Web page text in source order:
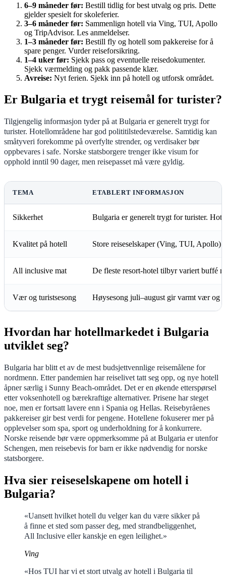
6–9 måneder før: Bestill tidlig for best utvalg og pris. Dette
gjelder spesielt for skoleferier.
3–6 måneder før: Sammenlign hotell via Ving, TUI, Apollo
og TripAdvisor. Les anmeldelser.
1–3 måneder før: Bestill fly og hotell som pakkereise for å
spare penger. Vurder reiseforsikring.
1–4 uker før: Sjekk pass og eventuelle reisedokumenter.
Sjekk værmelding og pakk passende klær.
Avreise: Nyt ferien. Sjekk inn på hotell og utforsk området.
Er Bulgaria et trygt reisemål for turister?
Tilgjengelig informasjon tyder på at Bulgaria er generelt trygt for
turister. Hotellområdene har god polititilstedeværelse. Samtidig kan
småtyveri forekomme på overfylte strender, og verdisaker bør
oppbevares i safe. Norske statsborgere trenger ikke visum for
opphold inntil 90 dager, men reisepasset må være gyldig.
TEMA ETABLERT INFORMASJON
Sikkerhet Bulgaria er generelt trygt for turister.
Kvalitet på hotell Store reiseselskaper (Ving, TUI, Apollo)
All inclusive mat De fleste resort-hotel tilbyr variert buffé
Vær og turistsesong Høysesong juli–august gir varmt vær og
Hvordan har hotellmarkedet i Bulgaria
utviklet seg?
Bulgaria har blitt et av de mest budsjettvennlige reisemålene for
nordmenn. Etter pandemien har reiselivet tatt seg opp, og nye hotell
åpner særlig i Sunny Beach-området. Det er en økende etterspørsel
etter voksenhotell og bærekraftige alternativer. Prisene har steget
noe, men er fortsatt lavere enn i Spania og Hellas. Reisebyråenes
pakkereiser gir best verdi for pengene. Hotellene fokuserer mer på
opplevelser som spa, sport og underholdning for å konkurrere.
Norske reisende bør være oppmerksomme på at Bulgaria er utenfor
Schengen, men reisebevis for barn er ikke nødvendig for norske
statsborgere.
Hva sier reiseselskapene om hotell i
Bulgaria?
«Uansett hvilket hotell du velger kan du være sikker på
å finne et sted som passer deg, med strandbeliggenhet,
All Inclusive eller kanskje en egen leilighet.»
Ving
«Hos TUI har vi et stort utvalg av hotell i Bulgaria til